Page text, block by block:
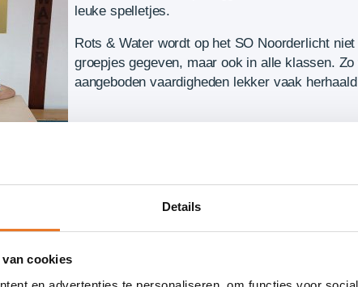
Details
cookies
leuke spelletjes.
Rots & Water wordt op het SO Noorderlicht
groepjes gegeven, maar ook in alle klassen. Zo
aangeboden vaardigheden lekker vaak